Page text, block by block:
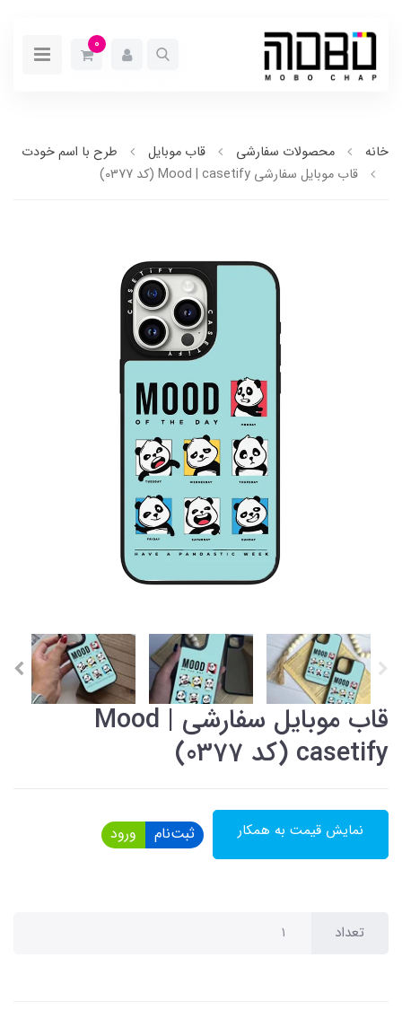
0
خانه محصولات سفارشی قاب موبایل
طرح با اسم خودت
قاب موبایل سفارشی Mood | casetify (کد 0377)
قاب موبایل سفارشی Mood |
casetify (کد 0377)
نمایش قیمت به همکار ثبت‌نام ورود
تعداد